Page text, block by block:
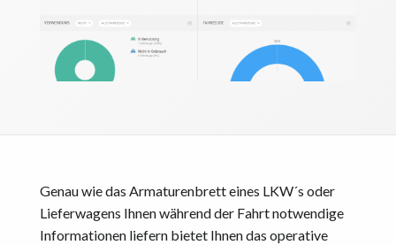
Genau wie das Armaturenbrett eines LKW´s oder
Lieferwagens Ihnen während der Fahrt notwendige
Informationen liefern bietet Ihnen das operative